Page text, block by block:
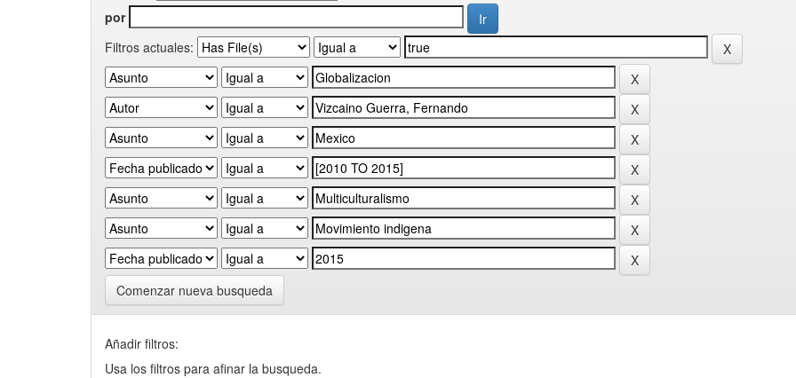
por
Filtros actuales:
Comenzar nueva busqueda
Añadir filtros:
Usa los filtros para afinar la busqueda.